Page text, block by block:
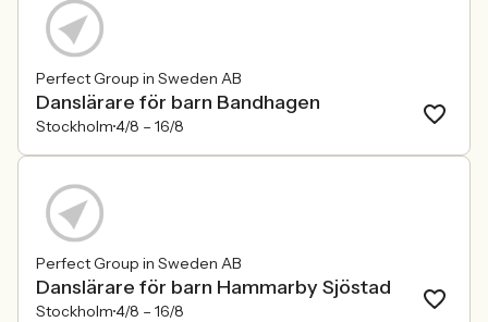
Perfect Group in Sweden AB
Danslärare för barn Bandhagen
Stockholm4/8 – 16/8
Perfect Group in Sweden AB
Danslärare för barn Hammarby Sjöstad
Stockholm4/8 – 16/8